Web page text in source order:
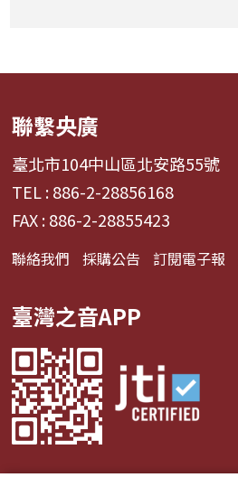
聯繫央廣
臺北市104中山區北安路55號
TEL : 886-2-28856168
FAX : 886-2-28855423
聯絡我們 採購公告 訂閱電子報
臺灣之音APP